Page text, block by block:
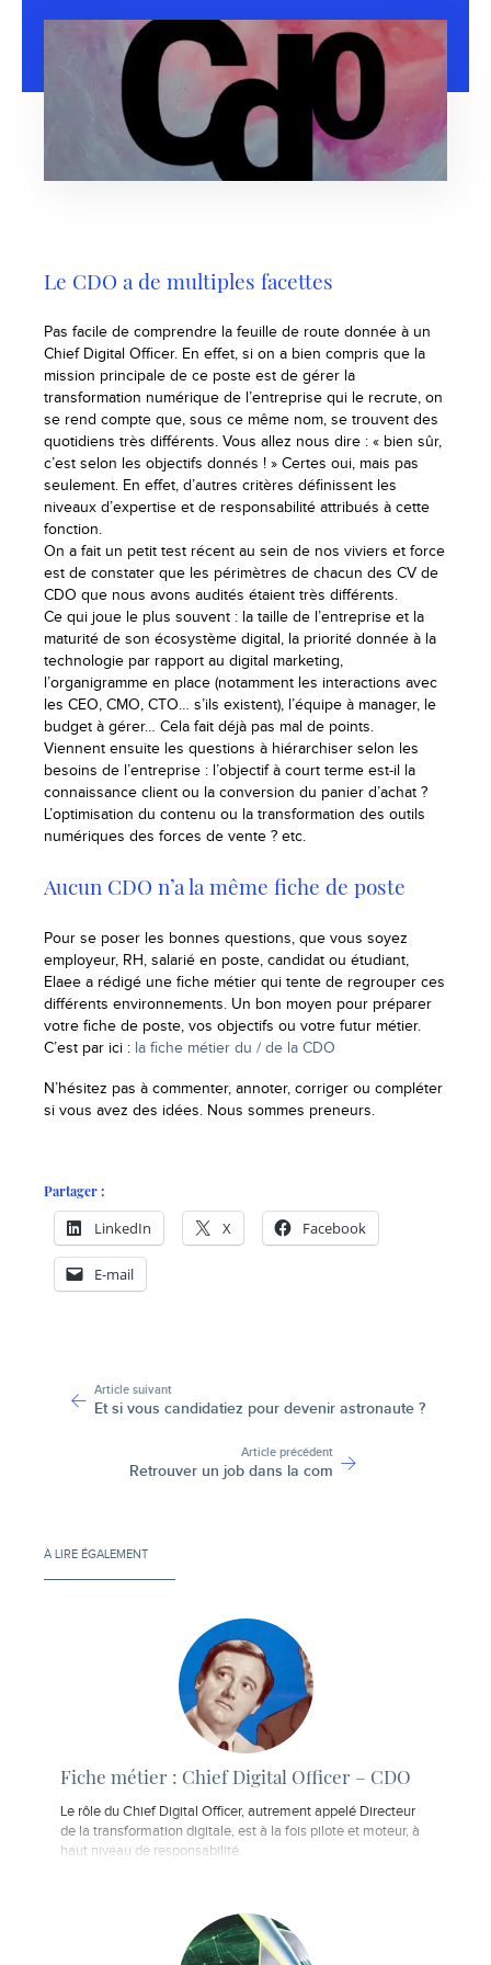
Le CDO a de multiples facettes
Pas facile de comprendre la feuille de route donnée à un
Chief Digital Officer. En effet, si on a bien compris que la
mission principale de ce poste est de gérer la
transformation numérique de l’entreprise qui le recrute, on
se rend compte que, sous ce même nom, se trouvent des
quotidiens très différents. Vous allez nous dire : « bien sûr,
c’est selon les objectifs donnés ! » Certes oui, mais pas
seulement. En effet, d’autres critères définissent les
niveaux d’expertise et de responsabilité attribués à cette
fonction.
On a fait un petit test récent au sein de nos viviers et force
est de constater que les périmètres de chacun des CV de
CDO que nous avons audités étaient très différents.
Ce qui joue le plus souvent : la taille de l’entreprise et la
maturité de son écosystème digital, la priorité donnée à la
technologie par rapport au digital marketing,
l’organigramme en place (notamment les interactions avec
les CEO, CMO, CTO… s’ils existent), l’équipe à manager, le
budget à gérer… Cela fait déjà pas mal de points.
Viennent ensuite les questions à hiérarchiser selon les
besoins de l’entreprise : l’objectif à court terme est-il la
connaissance client ou la conversion du panier d’achat ?
L’optimisation du contenu ou la transformation des outils
numériques des forces de vente ? etc.
Aucun CDO n’a la même fiche de poste
Pour se poser les bonnes questions, que vous soyez
employeur, RH, salarié en poste, candidat ou étudiant,
Elaee a rédigé une fiche métier qui tente de regrouper ces
différents environnements. Un bon moyen pour préparer
votre fiche de poste, vos objectifs ou votre futur métier.
C’est par ici : la fiche métier du / de la CDO
N’hésitez pas à commenter, annoter, corriger ou compléter
si vous avez des idées. Nous sommes preneurs.
Partager :
LinkedIn X Facebook
E-mail
Article suivant
Et si vous candidatiez pour devenir astronaute ?
Article précédent
Retrouver un job dans la com
À LIRE ÉGALEMENT
Fiche métier : Chief Digital Officer – CDO
Le rôle du Chief Digital Officer, autrement appelé Directeur
de la transformation digitale, est à la fois pilote et moteur, à
haut niveau de responsabilité.